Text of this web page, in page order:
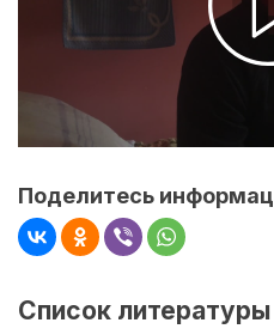
Поделитесь
Список литературы